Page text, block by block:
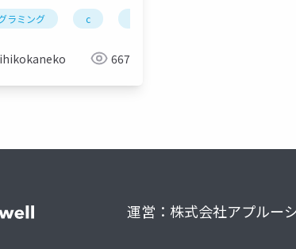
ラミング c
667
運営：株式会社アプルー